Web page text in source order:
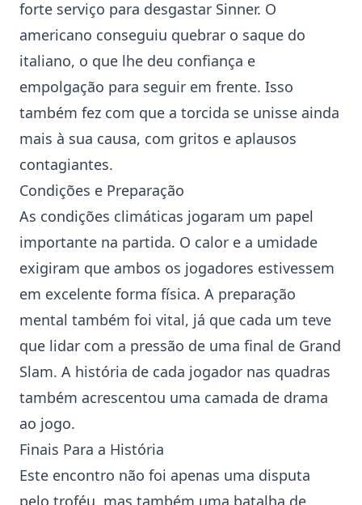
forte serviço para desgastar Sinner. O
americano conseguiu quebrar o saque do
italiano, o que lhe deu confiança e
empolgação para seguir em frente. Isso
também fez com que a torcida se unisse ainda
mais à sua causa, com gritos e aplausos
contagiantes.
Condições e Preparação
As condições climáticas jogaram um papel
importante na partida. O calor e a umidade
exigiram que ambos os jogadores estivessem
em excelente forma física. A preparação
mental também foi vital, já que cada um teve
que lidar com a pressão de uma final de Grand
Slam. A história de cada jogador nas quadras
também acrescentou uma camada de drama
ao jogo.
Finais Para a História
Este encontro não foi apenas uma disputa
pelo troféu, mas também uma batalha de